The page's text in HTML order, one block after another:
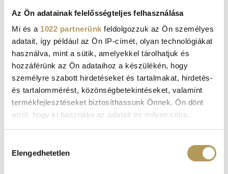
Az Ön adatainak felelősségteljes felhasználása
Mi és a 1022 partnerünk feldolgozzuk az Ön személyes
adatait, így például az Ön IP-címét, olyan technológiákat
használva, mint a sütik, amelyekkel tárolhatjuk és
hozzáférünk az Ön adataihoz a készülékén, hogy
személyre szabott hirdetéseket és tartalmakat, hirdetés-
és tartalommérést, közönségbetekintéseket, valamint
termékfejlesztéseket biztosíthassunk Önnek. Ön dönt
arról, hogy ki használja az adatait és milyen célra.
Információgyűjtés az Ön földrajzi
kiválasztása
Elengedhetetlen
have made an appointment.
For appointments and general information, our call
center is waiting for your call during opening hours.
Phone:+36 1 377 6737
On weekends and outside of opening hours (including
public and national holidays), our hospital has on-call care
at+36 1 377 6737.